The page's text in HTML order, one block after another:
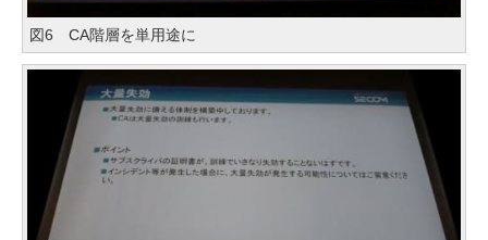
図6 CA階層を単用途に